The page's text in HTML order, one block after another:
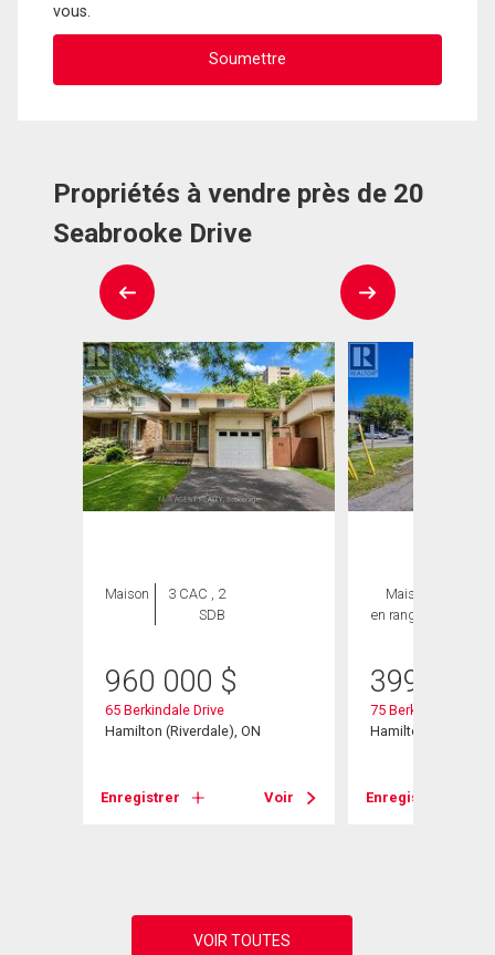
vous.
Propriétés à vendre près de 20
Seabrooke Drive
Maison
3 CAC , 2
SDB
960 000 $
65 Berkindale Drive
Hamilton (Riverdale), ON
Enregistrer Voir
Maison
en rangée
399 000
75 Berkindale Drive
Hamilton, ON
Enregistrer